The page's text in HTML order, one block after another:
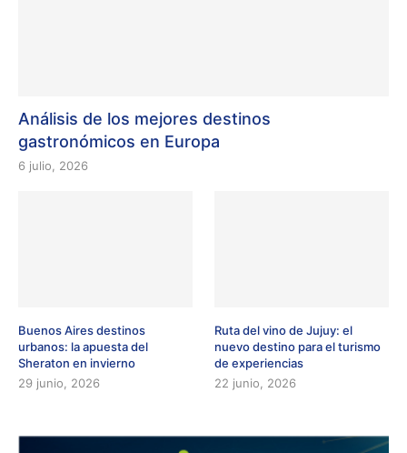
Análisis de los mejores destinos
gastronómicos en Europa
6 julio, 2026
Buenos Aires destinos
urbanos: la apuesta del
Sheraton en invierno
29 junio, 2026
Ruta del vino de Jujuy: el
nuevo destino para el turismo
de experiencias
22 junio, 2026